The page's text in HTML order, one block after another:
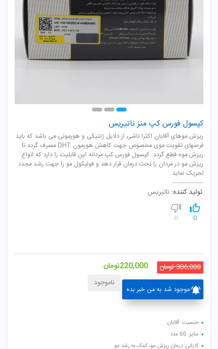
کپسول فورس کپ منز ناتیریس
ریزش موهای آقایان اکثرا ناشی از دلایل ژنتیکی و هورمونی می باشد که باید
قرصهای تقویت موی مخصوص جهت کاهش هورمون DHT مصرف گردد تا
ریزش موه قطع گردد. کپسول فورس کپ مردانه این قابلیت را دارد که انواع
ریزش مو در مردان را تحت درمان قرار دهد و فولیکول مو را جهت رشد مجدد
تحریک نماید.
تولید کننده: ناتیریس
0
0
306,000تومان 220,000تومان
موجود شد به من خبر بده
ناموجود
جنسیت: آقایان
سایز: 60 عدد
کارائی: درمان ریزش مو، کمک به رشد مو